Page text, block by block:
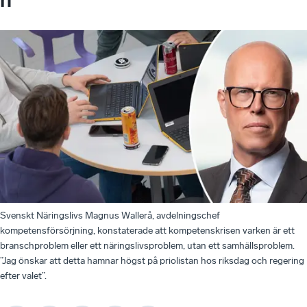
Svenskt Näringslivs Magnus Wallerå, avdelningschef
kompetensförsörjning, konstaterade att kompetenskrisen varken är ett
branschproblem eller ett näringslivsproblem, utan ett samhällsproblem.
”Jag önskar att detta hamnar högst på priolistan hos riksdag och regering
efter valet”.